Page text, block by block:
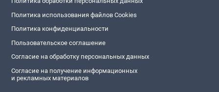
Политика использования файлов Cookies
Политика конфиденциальности
Пользовательское соглашение
Согласие на обработку персональных данных
Согласие на получение информационных
и рекламных материалов